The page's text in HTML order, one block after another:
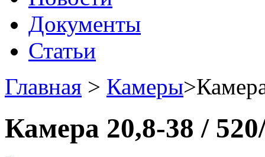
Документы
Статьи
Главная > Камеры>
Камера 20,8-38 /